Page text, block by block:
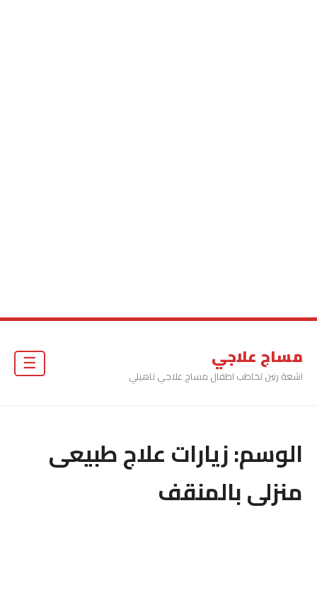
مساج علاجي
اشعة رنين تخاطب اطفال مساج علاجي تاهيلي
الوسم:زيارات علاج طبيعى
منزلى بالمنقف